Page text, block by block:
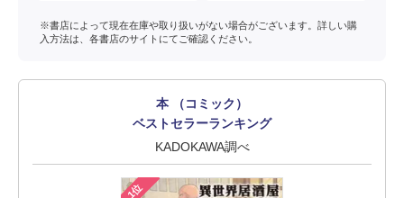
※書店によって現在在庫や取り扱いがない場合がございます。詳しい購
入方法は、各書店のサイトにてご確認ください。
本 （コミック）
ベストセラーランキング
KADOKAWA調べ
1位